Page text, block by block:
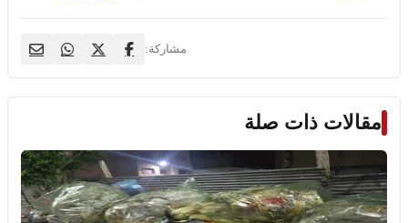
مشاركة:
مقالات ذات صلة